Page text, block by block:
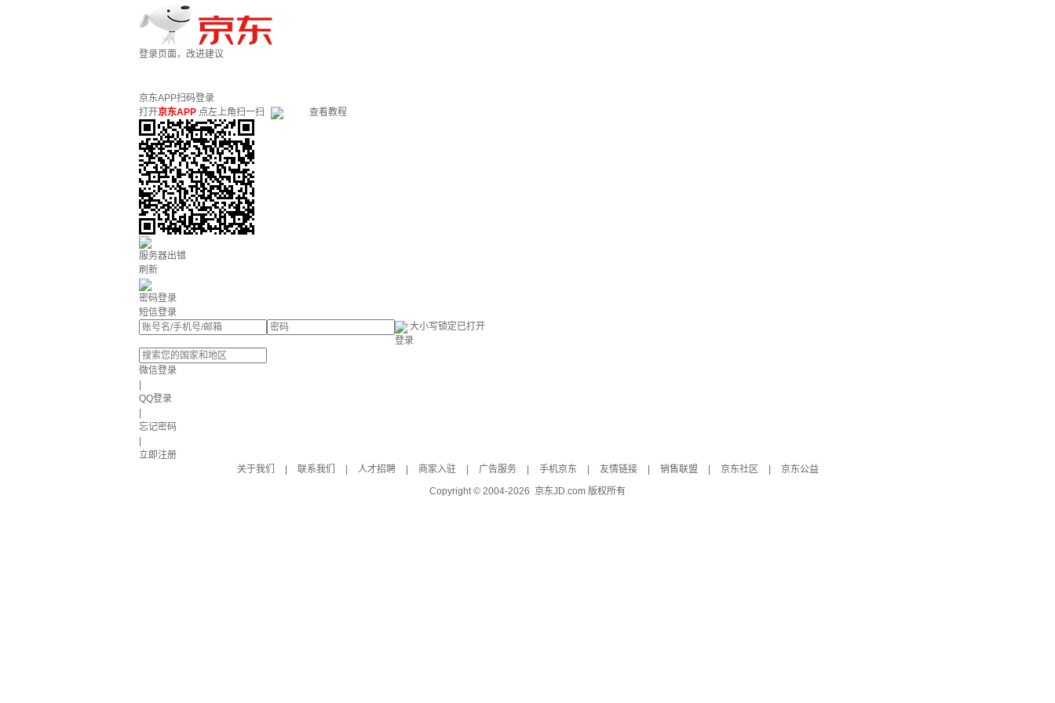
登录页面，改进建议
京东APP扫码登录
打开京东APP 点左上角扫一扫 查看教程
服务器出错
刷新
密码登录
短信登录
大小写锁定已打开
登录
微信登录
QQ登录
忘记密码
立即注册
关于我们
联系我们 人才招聘 商家入驻 广告服务 手机京东 友情链接 销售联盟 京东社区
京东公益
Copyright © 2004-2026 京东JD.com 版权所有